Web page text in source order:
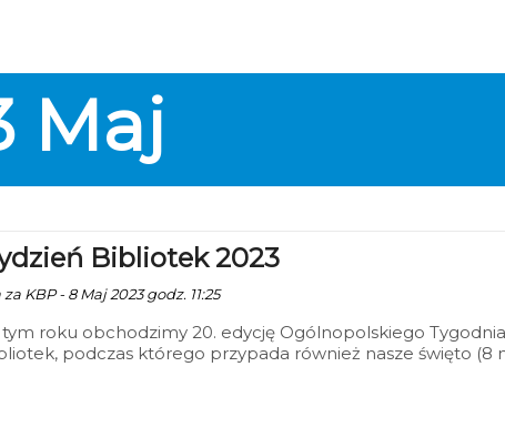
Maj
Bibliotek 2023
za KBP - 8 Maj 2023 godz. 11:25
roku obchodzimy 20. edycję Ogólnopolskiego Tygodnia
podczas którego przypada również nasze święto (8